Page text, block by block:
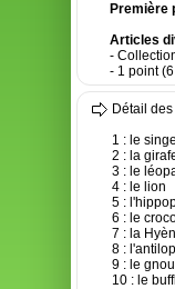
Première
Articles
-
- 1 point
Détail
1 : le singe
2 : la
3 : le
4 : le lion
5 :
6 : le
7 : la
8 :
9 : le gnou
10 : le